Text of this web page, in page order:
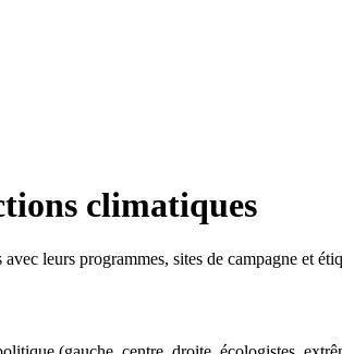
climatiques
leurs programmes, sites de campagne et